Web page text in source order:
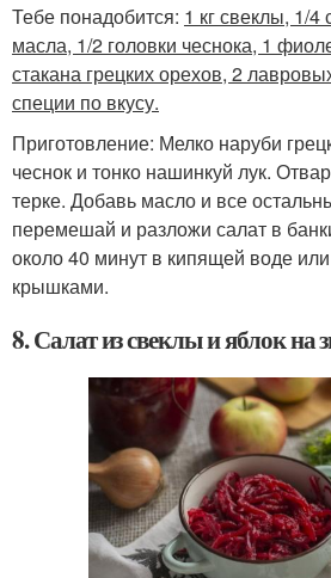
Тебе понадобится: 1 кг свеклы, 1/4
масла, 1/2 головки чеснока, 1
стакана грецких орехов, 2
специи по вкусу.
Приготовление: Мелко наруби
чеснок и тонко нашинкуй лук.
терке. Добавь масло и все
перемешай и разложи салат в
около 40 минут в кипящей воде или
крышками.
8. Салат из свеклы и яблок на